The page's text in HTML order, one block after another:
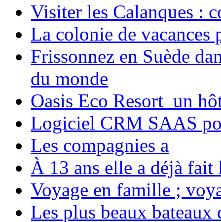
Visiter les Calanques :
La colonie de vacances
Frissonnez en Suède
du monde
Oasis Eco Resort un
Logiciel CRM SAAS
Les compagnies a
À 13 ans elle a déjà
Voyage en famille ;
Les plus beaux bateaux